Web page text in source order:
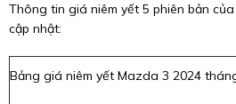
Thông tin giá niêm yết 5 phiên bản
cập nhật:
Bảng giá niêm yết Mazda 3 2024